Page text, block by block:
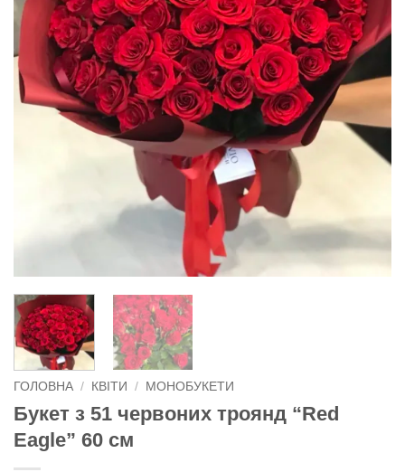
ГОЛОВНА / КВІТИ / МОНОБУКЕТИ
Букет з 51 червоних троянд “Red
Eagle” 60 см